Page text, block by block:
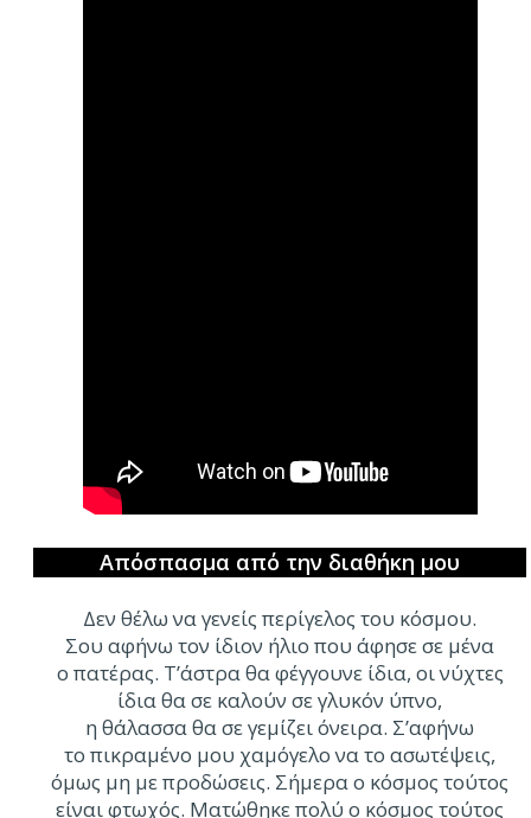
Απόσπασμα από την διαθήκη μου
Δεν θέλω να γενείς περίγελος του κόσμου.
Σου αφήνω τον ίδιον ήλιο που άφησε σε μένα
ο πατέρας. Τ’άστρα θα φέγγουνε ίδια, οι νύχτες
ίδια θα σε καλούν σε γλυκόν ύπνο,
η θάλασσα θα σε γεμίζει όνειρα. Σ’αφήνω
το πικραμένο μου χαμόγελο να το ασωτέψεις,
όμως μη με προδώσεις. Σήμερα ο κόσμος τούτος
είναι φτωχός. Ματώθηκε πολύ ο κόσμος τούτος